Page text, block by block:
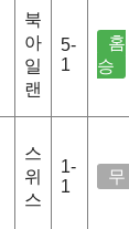
북
아
일
랜
5-
1
홈
승
스
위
스
1-
1
무